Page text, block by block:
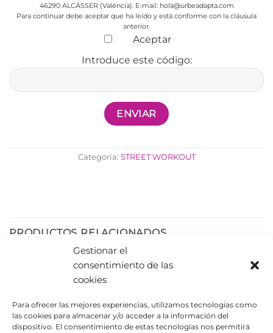
Gestionar el
consentimiento de las
cookies
Para ofrecer las mejores experiencias, utilizamos tecnologías como
las cookies para almacenar y/o acceder a la información del
dispositivo. El consentimiento de estas tecnologías nos permitirá
46290 ALCÁSSER (València). E-mail: hola@urbeadapta.com
Para continuar debe aceptar que ha leído y está conforme con la cláusula
anterior.
Aceptar
Introduce este código:
Categoría: STREET WORKOUT
PRODUCTOS RELACIONADOS